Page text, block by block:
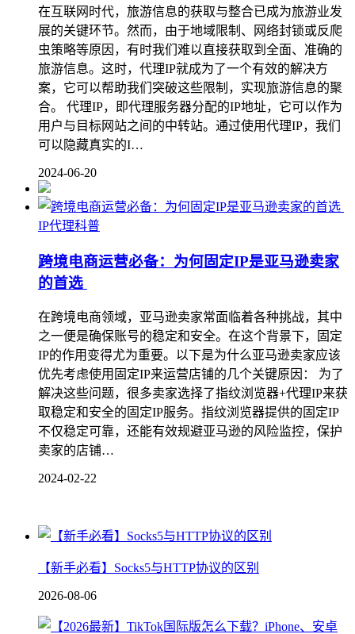
在互联网时代，旅游信息的获取与整合已成为旅游业发
展的关键环节。然而，由于地域限制、网络封锁或反爬
虫策略等原因，有时我们难以直接获取到全面、准确的
旅游信息。这时，代理IP就成为了一个有效的解决方
案，它可以帮助我们突破这些限制，实现旅游信息的聚
合。 代理IP，即代理服务器分配的IP地址，它可以作为
用户与目标网站之间的中转站。通过使用代理IP，我们
可以隐藏真实的I…
2024-06-20
IP代理科普
跨境电商运营必备：为何固定IP是亚马逊卖家
的首选
在跨境电商领域，亚马逊卖家常面临着各种挑战，其中
之一便是确保账号的稳定和安全。在这个背景下，固定
IP的作用变得尤为重要。以下是为什么亚马逊卖家应该
优先考虑使用固定IP来运营店铺的几个关键原因： 为了
解决这些问题，很多卖家选择了指纹浏览器+代理IP来获
取稳定和安全的固定IP服务。指纹浏览器提供的固定IP
不仅稳定可靠，还能有效规避亚马逊的风险监控，保护
卖家的店铺…
2024-02-22
【新手必看】Socks5与HTTP协议的区别
2026-08-06